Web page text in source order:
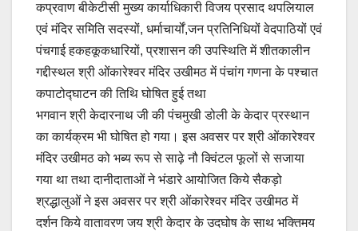
कप्रवाण बीकेटीसी मुख्य कार्याधिकारी विजय प्रसाद थपलियाल
एवं मंदिर समिति सदस्यों, धर्माचार्यों,जन प्रतिनिधियों वेदपाठियों एवं
पंचगाई हकहकूकधारियों, प्रशासन की उपस्थिति में शीतकालीन
गद्दीस्थल श्री ओंकारेश्वर मंदिर उखीमठ में पंचांग गणना के पश्चात
कपाटोद्घाटन की तिथि घोषित हुई तथा
भगवान श्री केदारनाथ जी की पंचमुखी डोली के केदार प्रस्थान
का कार्यक्रम भी घोषित हो गया। इस अवसर पर श्री ओंकारेश्वर
मंदिर उखीमठ को भब्य रूप से साढ़े नौ क्विंटल फूलों से सजाया
गया था तथा दानीदाताओं ने भंडारे आयोजित किये सैकड़ो
श्रद्धालुओं ने इस अवसर पर श्री ओंकारेश्वर मंदिर उखीमठ में
दर्शन किये वातावरण जय श्री केदार के उदघोष के साथ भक्तिमय